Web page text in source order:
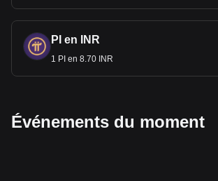
PI en INR
1 PI en 8.70 INR
Événements du moment